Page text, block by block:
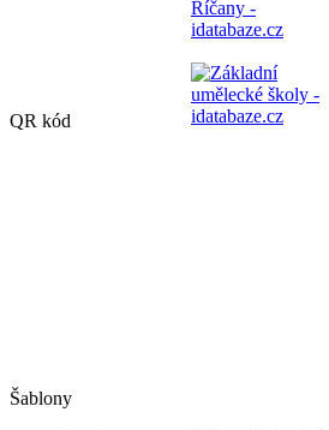
QR kód
Šablony